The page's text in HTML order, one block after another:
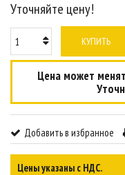
Уточняйте цену!
КУПИТЬ
Цена может
Добавить в избранное
Цены указаны с НДС.